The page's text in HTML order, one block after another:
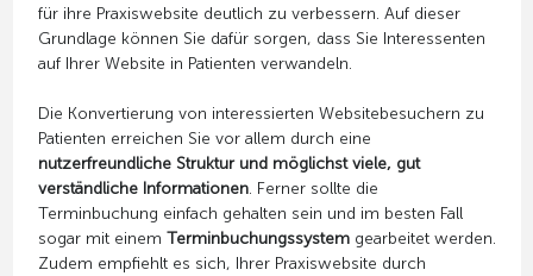
für ihre Praxiswebsite deutlich zu verbessern. Auf dieser
Grundlage können Sie dafür sorgen, dass Sie Interessenten
auf Ihrer Website in Patienten verwandeln.
Die Konvertierung von interessierten Websitebesuchern zu
Patienten erreichen Sie vor allem durch eine
nutzerfreundliche Struktur und möglichst viele, gut
verständliche Informationen. Ferner sollte die
Terminbuchung einfach gehalten sein und im besten Fall
sogar mit einem Terminbuchungssystemgearbeitet werden.
Zudem empfiehlt es sich, Ihrer Praxiswebsite durch